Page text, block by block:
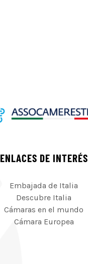
ENLACES DE INTERÉS
Embajada de Italia
Descubre Italia
Cámaras en el mundo
Cámara Europea